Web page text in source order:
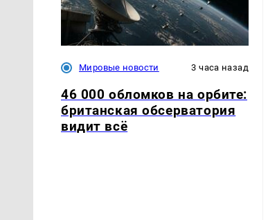
Мировые новости 3 часа назад
46 000 обломков на орбите:
британская обсерватория
видит всё